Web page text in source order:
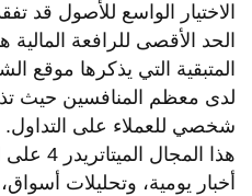
الاختيار الواسع للأصول قد
المتبقية التي يذكرها موقع
لدى معظم المنافسين حيث
شخصي للعملاء على
هذا
أخبار يومية، وتحليلات